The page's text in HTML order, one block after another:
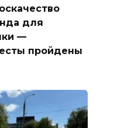
для
—
пройдены